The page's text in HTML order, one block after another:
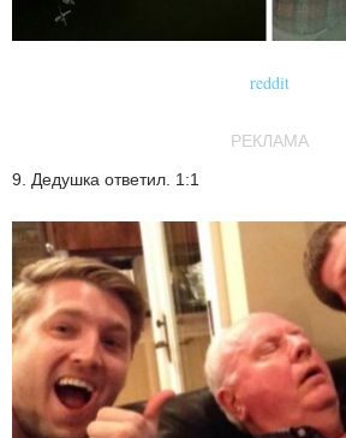
reddit
РЕКЛАМА
9. Дедушка ответил. 1:1